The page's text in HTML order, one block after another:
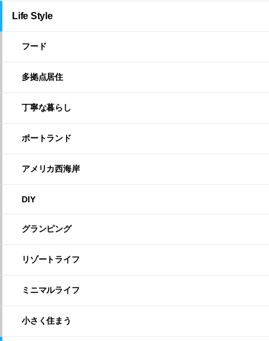
Life Style
フード
多拠点居住
丁寧な暮らし
ポートランド
アメリカ西海岸
DIY
グランピング
リゾートライフ
ミニマルライフ
小さく住まう